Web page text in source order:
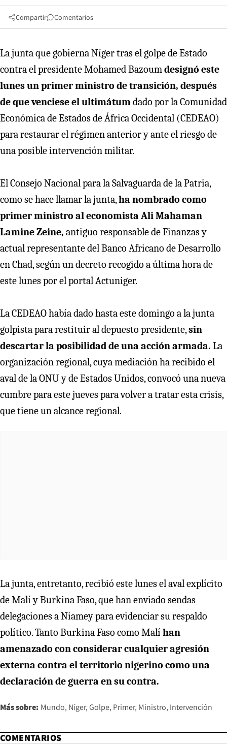
Compartir Comentarios
La junta que gobierna Níger tras el golpe de Estado
contra el presidente Mohamed Bazoumdesignó este
lunes un primer ministro de transición, después
de que venciese el ultimátumdado por la Comunidad
Económica de Estados de África Occidental (CEDEAO)
para restaurar el régimen anterior y ante el riesgo de
una posible intervención militar.
El Consejo Nacional para la Salvaguarda de la Patria,
como se hace llamar la junta,ha nombrado como
primer ministro al economista Ali Mahaman
Lamine Zeine, antiguo responsable de Finanzas y
actual representante del Banco Africano de Desarrollo
en Chad, según un decreto recogido a última hora de
este lunes por el portal Actuniger.
La CEDEAO había dado hasta este domingo a la junta
golpista para restituir al depuesto presidente,sin
descartar la posibilidad de una acción armada. La
organización regional, cuya mediación ha recibido el
aval de la ONU y de Estados Unidos, convocó una nueva
cumbre para este jueves para volver a tratar esta crisis,
que tiene un alcance regional.
La junta, entretanto, recibió este lunes el aval explícito
de Malí y Burkina Faso, que han enviado sendas
delegaciones a Niamey para evidenciar su respaldo
político. Tanto Burkina Faso como Malí han
amenazado con considerar cualquier agresión
externa contra el territorio nigerino como una
declaración de guerra en su contra.
Más sobre: Mundo Níger Golpe Primer Ministro Intervención
COMENTARIOS